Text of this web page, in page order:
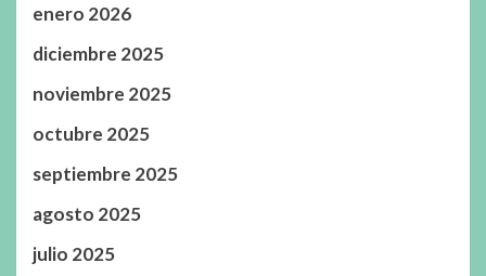
enero 2026
diciembre 2025
noviembre 2025
octubre 2025
septiembre 2025
agosto 2025
julio 2025